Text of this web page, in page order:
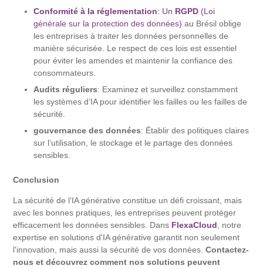
Conformité à la réglementation: Un RGPD (Loi
générale sur la protection des données) au Brésil oblige
les entreprises à traiter les données personnelles de
manière sécurisée. Le respect de ces lois est essentiel
pour éviter les amendes et maintenir la confiance des
consommateurs.
Audits réguliers: Examinez et surveillez constamment
les systèmes d’IA pour identifier les failles ou les failles de
sécurité.
gouvernance des données: Établir des politiques claires
sur l’utilisation, le stockage et le partage des données
sensibles.
Conclusion
La sécurité de l’IA générative constitue un défi croissant, mais
avec les bonnes pratiques, les entreprises peuvent protéger
efficacement les données sensibles. Dans FlexaCloud , notre
expertise en solutions d'IA générative garantit non seulement
l'innovation, mais aussi la sécurité de vos données.Contactez-
nous et découvrez comment nos solutions peuvent